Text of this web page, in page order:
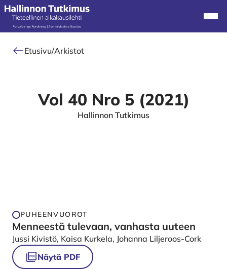
Alkuun
Etusivu/Arkistot
Vol 40 Nro 5 (2021)
Hallinnon Tutkimus
PUHEENVUOROT
Menneestä tulevaan, vanhasta uuteen
Jussi Kivistö, Kaisa Kurkela, Johanna Liljeroos-Cork
Näytä PDF